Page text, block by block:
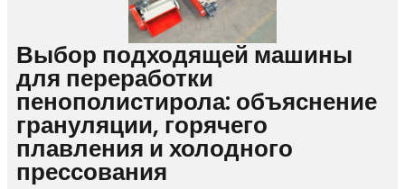
Выбор подходящей машины
для переработки
пенополистирола: объяснение
грануляции, горячего
плавления и холодного
прессования